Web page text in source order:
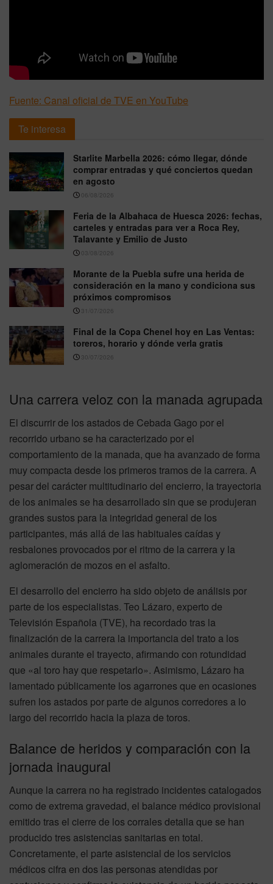
Fuente: Canal oficial de TVE en YouTube
Te interesa
Starlite Marbella 2026: cómo llegar, dónde
comprar entradas y qué conciertos quedan
en agosto
06/08/2026
Feria de la Albahaca de Huesca 2026: fechas,
carteles y entradas para ver a Roca Rey,
Talavante y Emilio de Justo
03/08/2026
Morante de la Puebla sufre una herida de
consideración en la mano y condiciona sus
próximos compromisos
31/07/2026
Final de la Copa Chenel hoy en Las Ventas:
toreros, horario y dónde verla gratis
30/07/2026
Una carrera veloz con la manada agrupada
El discurrir de los astados de Cebada Gago por el
recorrido urbano se ha caracterizado por el
comportamiento de la manada, que ha avanzado de forma
muy compacta desde los primeros tramos de la carrera. A
pesar del carácter multitudinario del encierro, la trayectoria
de los animales se ha desarrollado sin que se produjeran
grandes sustos para la integridad general de los
participantes, más allá de las habituales caídas y
resbalones provocados por el ritmo de la carrera y la
aglomeración de mozos en el asfalto.
El desarrollo del encierro ha sido objeto de análisis por
parte de los especialistas. Teo Lázaro, experto de
Televisión Española (TVE), ha recordado tras la
finalización de la carrera la importancia del trato a los
animales durante el trayecto, afirmando con rotundidad
que «al toro hay que respetarlo». Asimismo, Lázaro ha
lamentado públicamente los agarrones que en ocasiones
sufren los astados por parte de algunos corredores a lo
largo del recorrido hacia la plaza de toros.
Balance de heridos y comparación con la
jornada inaugural
Aunque la carrera no ha registrado incidentes catalogados
como de extrema gravedad, el balance médico provisional
emitido tras el cierre de los corrales detalla que se han
producido tres asistencias sanitarias en total.
Concretamente, el parte asistencial de los servicios
médicos cifra en dos las personas atendidas por